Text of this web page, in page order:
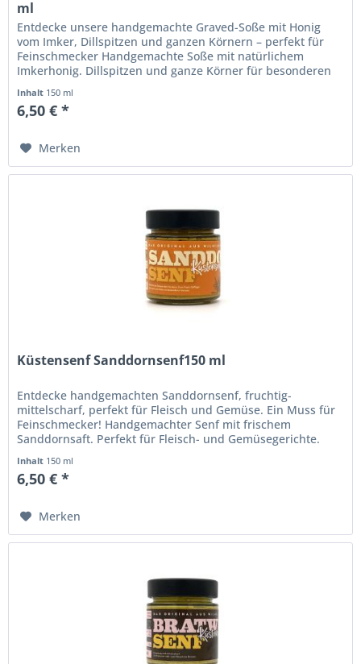
ml
Entdecke unsere handgemachte Graved-Soße mit Honig
vom Imker, Dillspitzen und ganzen Körnern – perfekt für
Feinschmecker Handgemachte Soße mit natürlichem
Imkerhonig. Dillspitzen und ganze Körner für besonderen
Inhalt 150 ml
6,50 € *
Merken
Küstensenf Sanddornsenf150 ml
Entdecke handgemachten Sanddornsenf, fruchtig-
mittelscharf, perfekt für Fleisch und Gemüse. Ein Muss für
Feinschmecker! Handgemachter Senf mit frischem
Sanddornsaft. Perfekt für Fleisch- und Gemüsegerichte.
Inhalt 150 ml
6,50 € *
Merken